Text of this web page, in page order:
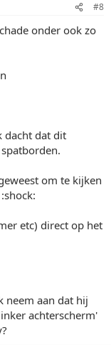
#8
onder ook zo
dacht dat dit
om te kijken
etc) direct op het
neem aan dat hij
achterscherm'